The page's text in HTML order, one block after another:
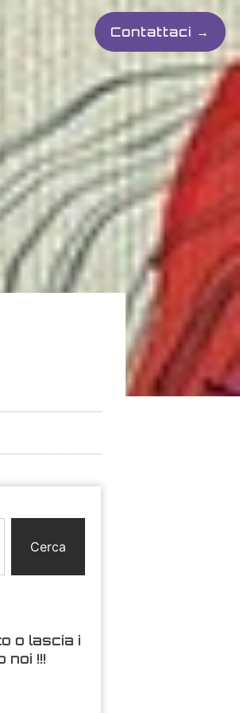
Contattaci →
Cerca
o lascia i
noi !!!